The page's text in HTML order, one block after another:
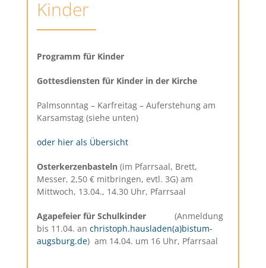
Kinder
Programm für Kinder
Gottesdiensten für Kinder in der Kirche
Palmsonntag – Karfreitag – Auferstehung am
Karsamstag (siehe unten)
oder hier als Übersicht
Osterkerzenbasteln (im Pfarrsaal, Brett,
Messer, 2,50 € mitbringen, evtl. 3G) am
Mittwoch, 13.04., 14.30 Uhr, Pfarrsaal
Agapefeier für Schulkinder (Anmeldung
bis 11.04. an christoph.hausladen(a)bistum-
augsburg.de) am 14.04. um 16 Uhr, Pfarrsaal